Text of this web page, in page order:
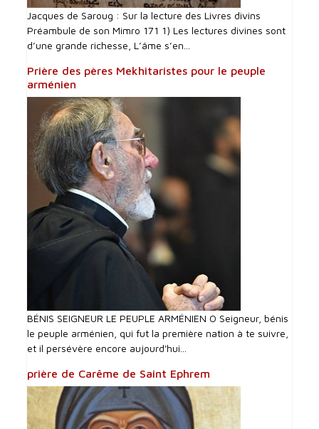
Jacques de Saroug : Sur la lecture des Livres divins
Préambule de son Mimro 171 1) Les lectures divines sont
d’une grande richesse, L’âme s’en...
Prière des pères Mekhitaristes pour le peuple
arménien
BÉNIS SEIGNEUR LE PEUPLE ARMÉNIEN O Seigneur, bénis
le peuple arménien, qui fut la première nation à te suivre,
et il persévère encore aujourd'hui...
prière de Carême de Saint Ephrem